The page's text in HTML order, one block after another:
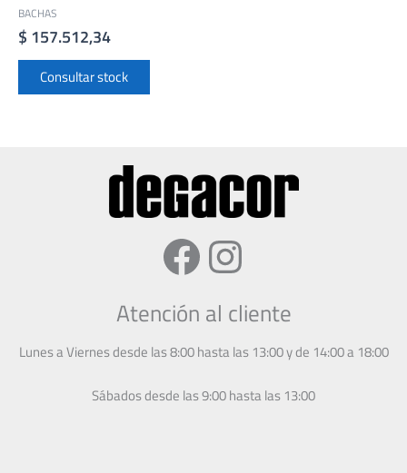
BACHAS
$ 157.512,34
Consultar stock
Facebook
Instagram
Atención al cliente
Lunes a Viernes desde las 8:00 hasta las 13:00 y de 14:00 a 18:00
Sábados desde las 9:00 hasta las 13:00